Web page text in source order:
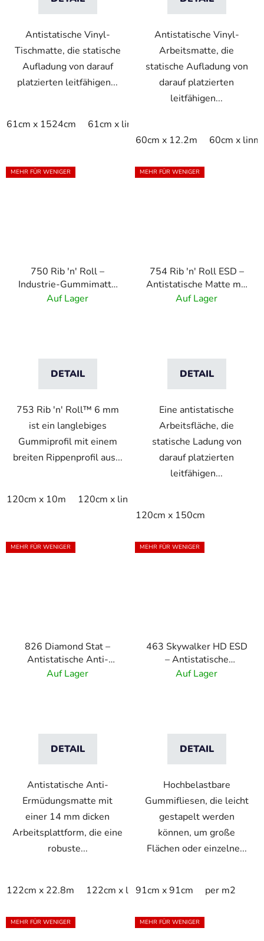
Antistatische Vinyl-
Tischmatte, die statische
Aufladung von darauf
platzierten leitfähigen...
61cm x 1524cm 61cm x linm
Antistatische Vinyl-
Arbeitsmatte, die
statische Aufladung von
darauf platzierten
leitfähigen...
60cm x 12.2m 60cm x linm
MEHR FÜR WENIGER
750 Rib 'n' Roll –
Industrie-Gummimatte
rutschfest mit feinem
Auf Lager
DETAIL
753 Rib 'n' Roll™ 6 mm
ist ein langlebiges
Gummiprofil mit einem
breiten Rippenprofil aus...
120cm x 10m 120cm x linm
MEHR FÜR WENIGER
754 Rib 'n' Roll ESD –
Antistatische Matte mit
3 mm Feinrippung
Auf Lager
DETAIL
Eine antistatische
Arbeitsfläche, die
statische Ladung von
darauf platzierten
leitfähigen...
120cm x 150cm
MEHR FÜR WENIGER
826 Diamond Stat –
Antistatische Anti-
Ermüdungsmatte
Auf Lager
DETAIL
Antistatische Anti-
Ermüdungsmatte mit
einer 14 mm dicken
Arbeitsplattform, die eine
robuste...
122cm x 22.8m 122cm x linm 60cm x 91cm 91cm x
MEHR FÜR WENIGER
463 Skywalker HD ESD
– Antistatische
Gummifliesen mit
Auf Lager
DETAIL
Hochbelastbare
Gummifliesen, die leicht
gestapelt werden
können, um große
Flächen oder einzelne...
91cm x 91cm per m2
MEHR FÜR WENIGER MEHR FÜR WENIGER